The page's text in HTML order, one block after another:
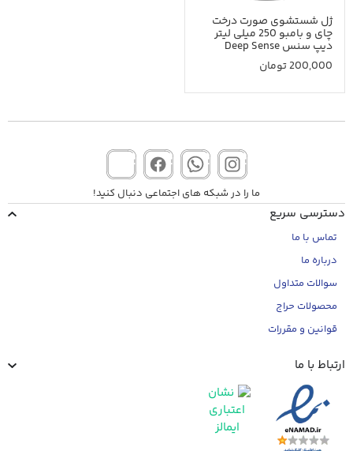
ژل شستشوی صورت درخت
چای و بامبو 250 میلی لیتر
دیپ سنس Deep Sense
200,000تومان
ما را در شبکه های اجتماعی دنبال کنید!
دسترسی سریع
تماس با ما
درباره ما
سوالات متداول
محصولات حراج
قوانین و مقررات
ارتباط با ما